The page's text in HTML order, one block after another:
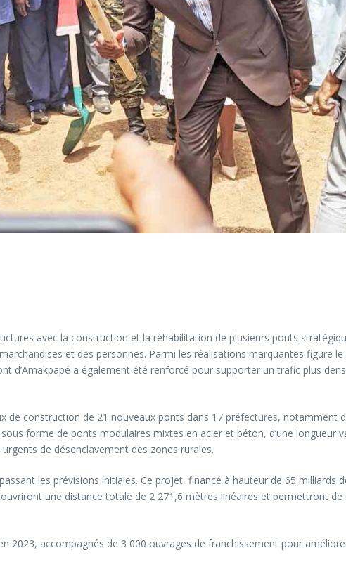
avec la construction et la réhabilitation de plusieurs ponts
et des personnes. Parmi les réalisations marquantes figure
d’Amakpapé a également été renforcé pour supporter un trafic plus
de construction de 21 nouveaux ponts dans 17 préfectures, notamment
forme de ponts modulaires mixtes en acier et béton, d’une longueur
de désenclavement des zones rurales.
les prévisions initiales. Ce projet, financé à hauteur de 65 milliards
une distance totale de 2 271,6 mètres linéaires et permettront
accompagnés de 3 000 ouvrages de franchissement pour